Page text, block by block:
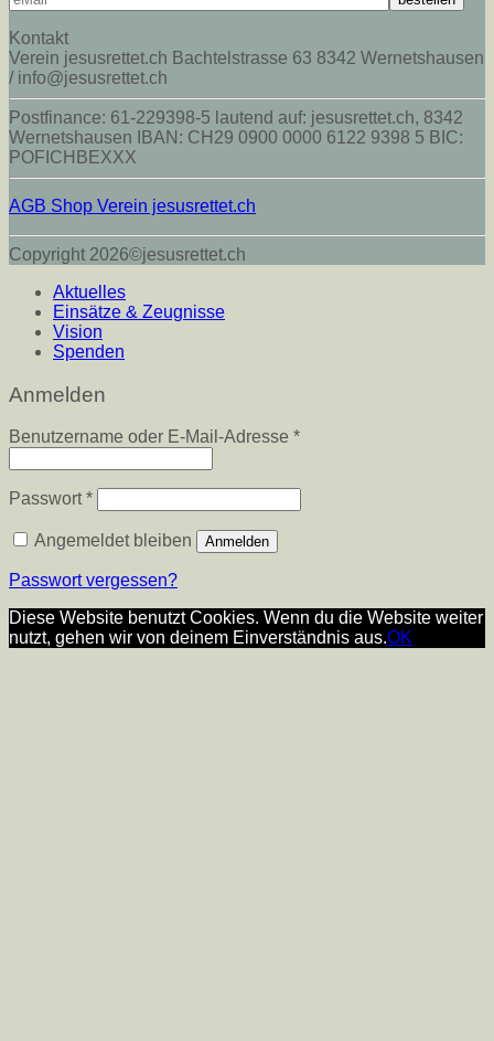
Kontakt
Verein jesusrettet.ch Bachtelstrasse 63 8342 Wernetshausen
/ info@jesusrettet.ch
Postfinance: 61-229398-5 lautend auf: jesusrettet.ch, 8342
Wernetshausen IBAN: CH29 0900 0000 6122 9398 5 BIC:
POFICHBEXXX
AGB Shop Verein jesusrettet.ch
Copyright 2026©jesusrettet.ch
Aktuelles
Einsätze & Zeugnisse
Vision
Spenden
Anmelden
Benutzername oder E-Mail-Adresse *Erforderlich
Passwort*Erforderlich
Angemeldet bleiben Anmelden
Passwort vergessen?
Diese Website benutzt Cookies. Wenn du die Website weiter
nutzt, gehen wir von deinem Einverständnis aus.OK